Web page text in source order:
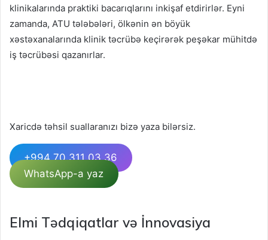
klinikalarında praktiki bacarıqlarını inkişaf etdirirlər. Eyni
zamanda, ATU tələbələri, ölkənin ən böyük
xəstəxanalarında klinik təcrübə keçirərək peşəkar mühitdə
iş təcrübəsi qazanırlar.
Xaricdə təhsil suallaranızı bizə yaza bilərsiz.
+994 70 311 03 36
WhatsApp-a yaz
Elmi Tədqiqatlar və İnnovasiya